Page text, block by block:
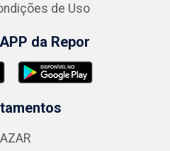
de Uso
da Repor